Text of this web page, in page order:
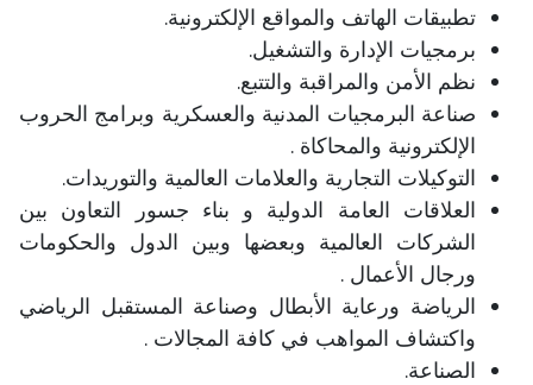
تطبيقات الهاتف والمواقع الإلكترونية.
برمجيات الإدارة والتشغيل.
نظم الأمن والمراقبة والتتبع.
صناعة البرمجيات المدنية والعسكرية وبرامج الحروب
الإلكترونية والمحاكاة .
التوكيلات التجارية والعلامات العالمية والتوريدات.
العلاقات العامة الدولية و بناء جسور التعاون بين
الشركات العالمية وبعضها وبين الدول والحكومات
ورجال الأعمال .
الرياضة ورعاية الأبطال وصناعة المستقبل الرياضي
واكتشاف المواهب في كافة المجالات .
الصناعة.